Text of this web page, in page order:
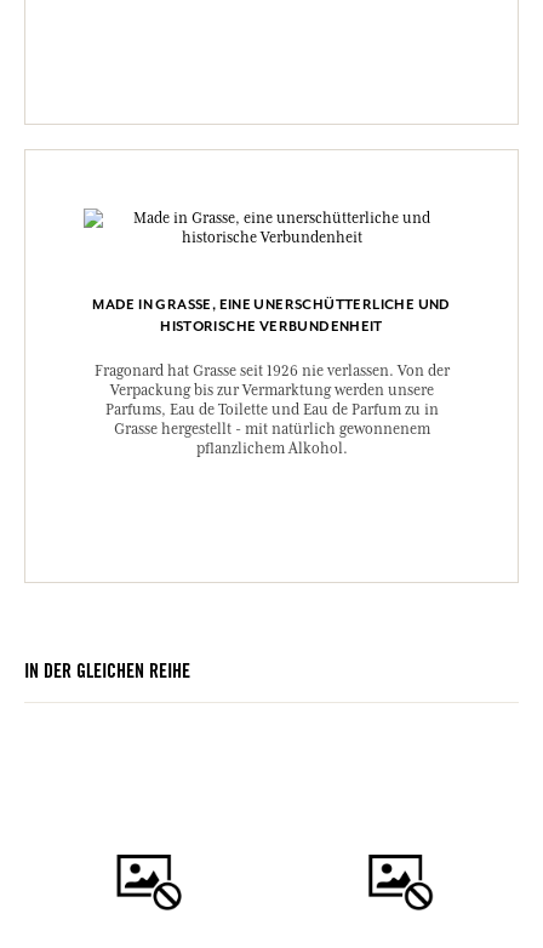
MADE IN GRASSE, EINE UNERSCHÜTTERLICHE UND
HISTORISCHE VERBUNDENHEIT
Fragonard hat Grasse seit 1926 nie verlassen. Von der
Verpackung bis zur Vermarktung werden unsere
Parfums, Eau de Toilette und Eau de Parfum zu in
Grasse hergestellt - mit natürlich gewonnenem
pflanzlichem Alkohol.
IN DER GLEICHEN REIHE